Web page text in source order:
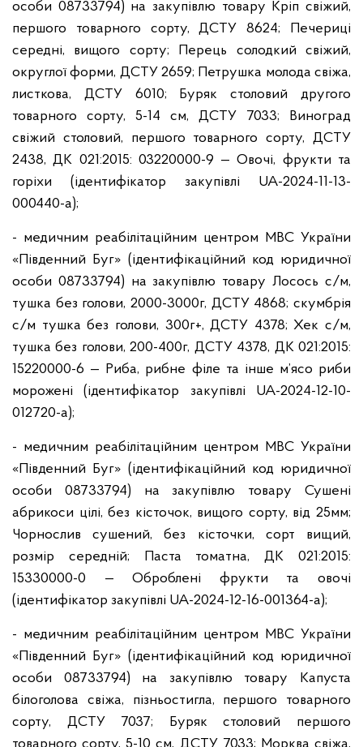
особи 08733794) на закупівлю товару Кріп свіжий,
першого товарного сорту, ДСТУ 8624; Печериці
середні, вищого сорту; Перець солодкий свіжий,
округлої форми, ДСТУ 2659; Петрушка молода свіжа,
листкова, ДСТУ 6010; Буряк столовий другого
товарного сорту, 5-14 см, ДСТУ 7033; Виноград
свіжий столовий, першого товарного сорту, ДСТУ
2438, ДК 021:2015: 03220000-9 — Овочі, фрукти та
горіхи (ідентифікатор закупівлі UA-2024-11-13-
000440-a);
- медичним реабілітаційним центром МВС України
«Південний Буг» (ідентифікаційний код юридичної
особи 08733794) на закупівлю товару Лосось с/м,
тушка без голови, 2000-3000г, ДСТУ 4868; скумбрія
с/м тушка без голови, 300г+, ДСТУ 4378; Хек с/м,
тушка без голови, 200-400г, ДСТУ 4378, ДК 021:2015:
15220000-6 — Риба, рибне філе та інше м’ясо риби
морожені (ідентифікатор закупівлі UA-2024-12-10-
012720-a);
- медичним реабілітаційним центром МВС України
«Південний Буг» (ідентифікаційний код юридичної
особи 08733794) на закупівлю товару Сушені
абрикоси цілі, без кісточок, вищого сорту, від 25мм;
Чорнослив сушений, без кісточки, сорт вищий,
розмір середній; Паста томатна, ДК 021:2015:
15330000-0 — Оброблені фрукти та овочі
(ідентифікатор закупівлі UA-2024-12-16-001364-a);
- медичним реабілітаційним центром МВС України
«Південний Буг» (ідентифікаційний код юридичної
особи 08733794) на закупівлю товару Капуста
білоголова свіжа, пізньостигла, першого товарного
сорту, ДСТУ 7037; Буряк столовий першого